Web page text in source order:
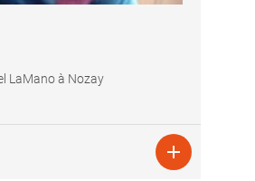
LaMano à Nozay
